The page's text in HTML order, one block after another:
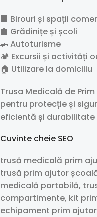
🏢 Birouri și spații
🏫 Grădinițe și școli
🚗 Autoturisme
🏕️ Excursii și activități
🏠 Utilizare la domiciliu
Trusa Medicală de
pentru protecție și
eficientă și durabilitate
Cuvinte cheie SEO
trusă medicală prim
trusă prim ajutor
medicală portabilă,
compartimente, kit
echipament prim